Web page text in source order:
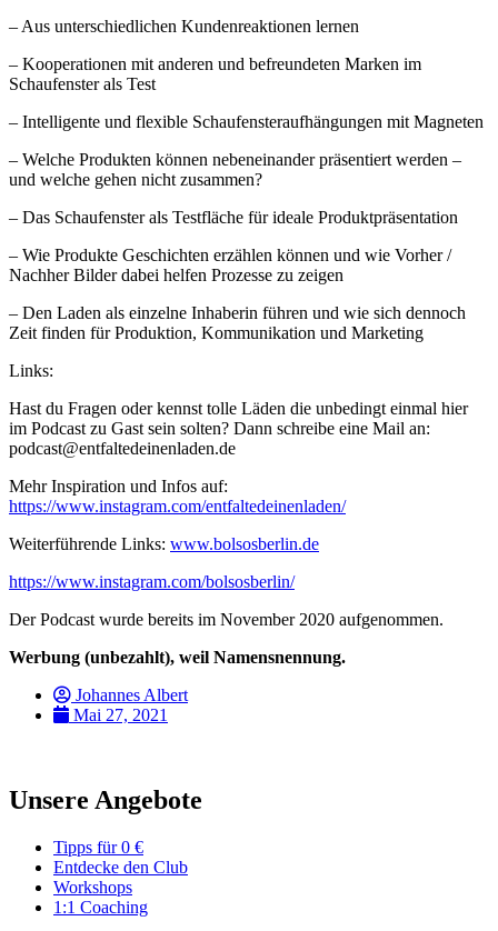
– Aus unterschiedlichen Kundenreaktionen lernen
– Kooperationen mit anderen und befreundeten Marken im
Schaufenster als Test
– Intelligente und flexible Schaufensteraufhängungen mit Magneten
– Welche Produkten können nebeneinander präsentiert werden –
und welche gehen nicht zusammen?
– Das Schaufenster als Testfläche für ideale Produktpräsentation
– Wie Produkte Geschichten erzählen können und wie Vorher /
Nachher Bilder dabei helfen Prozesse zu zeigen
– Den Laden als einzelne Inhaberin führen und wie sich dennoch
Zeit finden für Produktion, Kommunikation und Marketing
Links:
Hast du Fragen oder kennst tolle Läden die unbedingt einmal hier
im Podcast zu Gast sein solten? Dann schreibe eine Mail an:
podcast@entfaltedeinenladen.de
Mehr Inspiration und Infos auf:
https://www.instagram.com/entfaltedeinenladen/
Weiterführende Links: www.bolsosberlin.de
https://www.instagram.com/bolsosberlin/
Der Podcast wurde bereits im November 2020 aufgenommen.
Werbung (unbezahlt), weil Namensnennung.
Johannes Albert
Mai 27, 2021
Unsere Angebote
Tipps für 0 €
Entdecke den Club
Workshops
1:1 Coaching